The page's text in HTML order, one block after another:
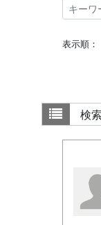
表示順：
検